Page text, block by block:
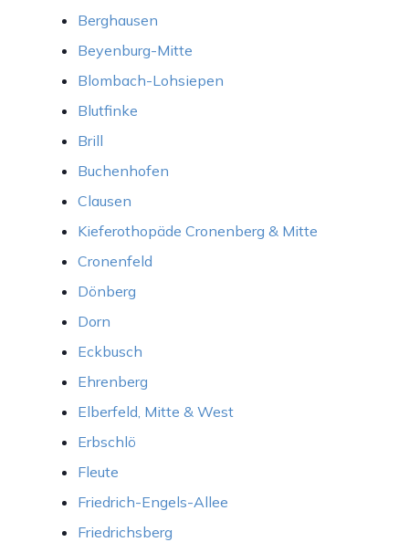
Berghausen
Beyenburg-Mitte
Blombach-Lohsiepen
Blutfinke
Brill
Buchenhofen
Clausen
Kieferothopäde Cronenberg & Mitte
Cronenfeld
Dönberg
Dorn
Eckbusch
Ehrenberg
Elberfeld, Mitte & West
Erbschlö
Fleute
Friedrich-Engels-Allee
Friedrichsberg